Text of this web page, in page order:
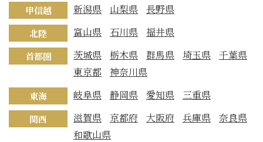
甲信越 新潟県 山梨県 長野県
北陸 富山県 石川県 福井県
首都圏 茨城県 栃木県 群馬県 埼玉県
千葉県
東京都
神奈川県
東海 岐阜県 静岡県 愛知県 三重県
関西 滋賀県 京都府 大阪府 兵庫県
奈良県
和歌山県